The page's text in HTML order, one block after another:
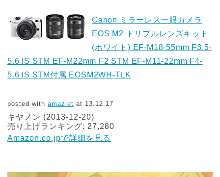
Canon ミラーレス一眼カメラ
EOS M2 トリプルレンズキット
(ホワイト) EF-M18-55mm F3.5-
5.6 IS STM EF-M22mm F2 STM EF-M11-22mm F4-
5.6 IS STM付属 EOSM2WH-TLK
posted with amazlet at 13.12.17
キヤノン (2013-12-20)
売り上げランキング: 27,280
Amazon.co.jpで詳細を見る